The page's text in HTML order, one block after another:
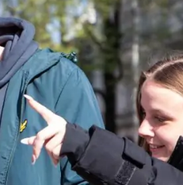
€
Lunch – Crime City Game –